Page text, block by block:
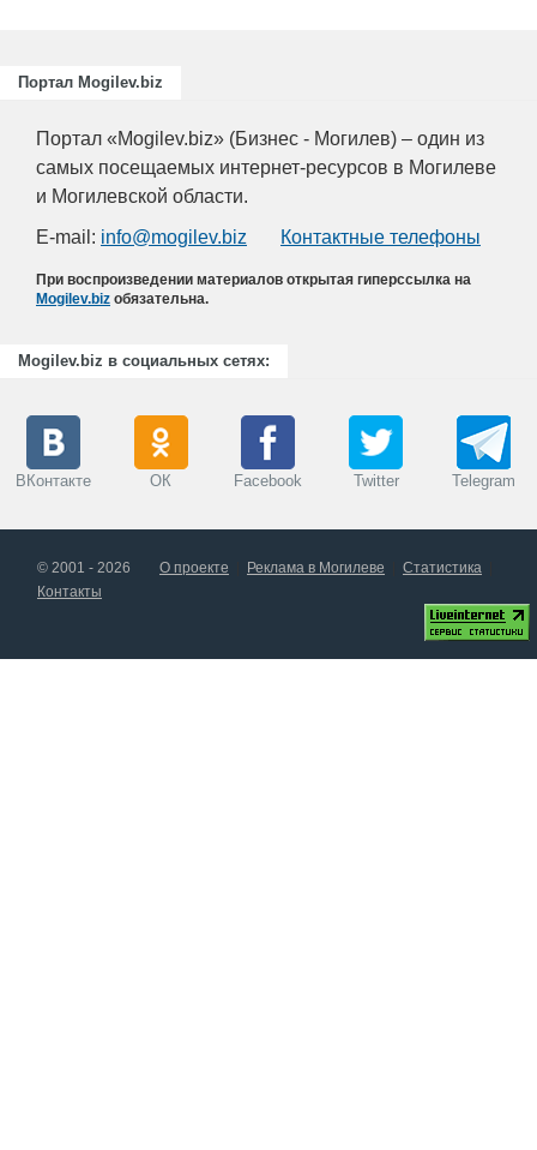
Портал Mogilev.biz
Портал «Mogilev.biz» (Бизнес - Могилев) – один из
самых посещаемых интернет-ресурсов в Могилеве
и Могилевской области.
E-mail: info@mogilev.biz Контактные телефоны
При воспроизведении материалов открытая гиперссылка на
Mogilev.biz обязательна.
Mogilev.biz в социальных сетях:
ВКонтакте ОК Facebook Twitter Telegram
© 2001 - 2026 О проекте Реклама в Могилеве
Статистика
Контакты